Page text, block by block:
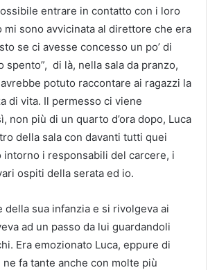
entrare in contatto con i loro
mi sono avvicinata al direttore che era
se ci avesse concesso un po’ di
spento”, di là, nella sala da pranzo,
potuto raccontare ai ragazzi la
di vita. Il permesso ci viene
non più di un quarto d’ora dopo, Luca
della sala con davanti tutti quei
intorno i responsabili del carcere, i
ospiti della serata ed io.
della sua infanzia e si rivolgeva ai
ad un passo da lui guardandoli
Era emozionato Luca, eppure di
fa tante anche con molte più